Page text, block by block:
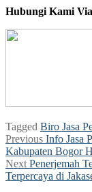
Hubungi Kami
Tagged Biro Jasa
Post
navigation
Previous Previous
post:
Info Jasa
Kabupaten Bogor
Next Next
post:
Penerjemah
Terpercaya di